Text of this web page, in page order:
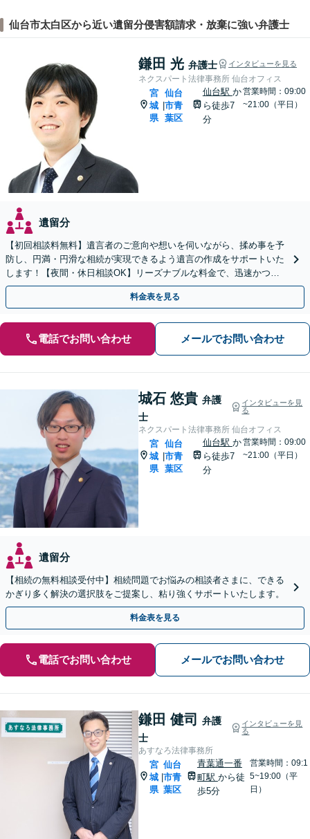
仙台市太白区から近い遺留分侵害額請求・放棄に強い弁護士
鎌田 光 弁護士 インタビューを見る
ネクスパート法律事務所 仙台オフィス
宮
城
県
|
仙台
市青
葉区
仙台駅 か
ら徒歩7
分
営業時間：09:00
~21:00（平日）
遺留分
【初回相談料無料】遺言者のご意向や想いを伺いながら、揉め事を予
防し、円満・円滑な相続が実現できるよう遺言の作成をサポートいた
します！【夜間・休日相談OK】リーズナブルな料金で、迅速かつス
ピーディーにまごころを持って対応させて頂きます。
料金表を見る
電話でお問い合わせ メールでお問い合わせ
城石 悠貴 弁護
士
インタビューを見
る
ネクスパート法律事務所 仙台オフィス
宮
城
県
|
仙台
市青
葉区
仙台駅 か
ら徒歩7
分
営業時間：09:00
~21:00（平日）
遺留分
【相続の無料相談受付中】相続問題でお悩みの相談者さまに、できる
かぎり多く解決の選択肢をご提案し、粘り強くサポートいたします。
料金表を見る
電話でお問い合わせ メールでお問い合わせ
鎌田 健司
弁護
士
インタビューを見
る
あすなろ法律事務所
宮
城
県
仙台
市青
葉区
青葉通一番
町駅 から徒
歩5分
営業時間：09:1
5~19:00（平
日）